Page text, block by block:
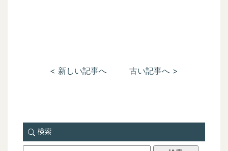
< 新しい記事へ 古い記事へ >
検索